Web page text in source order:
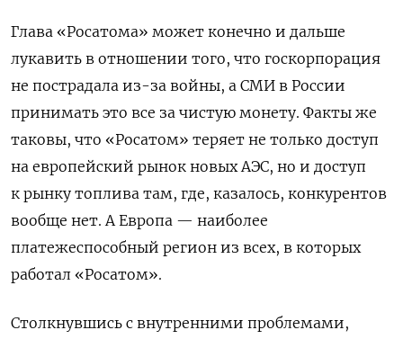
Глава «Росатома» может конечно и дальше
лукавить в отношении того, что госкорпорация
не пострадала из-за войны, а СМИ в России
принимать это все за чистую монету. Факты же
таковы, что «Росатом» теряет не только доступ
на европейский рынок новых АЭС, но и доступ
к рынку топлива там, где, казалось, конкурентов
вообще нет. А Европа — наиболее
платежеспособный регион из всех, в которых
работал «Росатом».
Столкнувшись с внутренними проблемами,